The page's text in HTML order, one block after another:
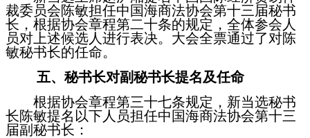
裁委员会陈敏担任中国海商法协会第十三届秘书
长，根据协会章程第二十条的规定，全体参会人
员对上述候选人进行表决。大会全票通过了对陈
敏秘书长的任命。
五、秘书长对副秘书长提名及任命
根据协会章程第三十七条规定，新当选秘书
长陈敏提名以下人员担任中国海商法协会第十三
届副秘书长：